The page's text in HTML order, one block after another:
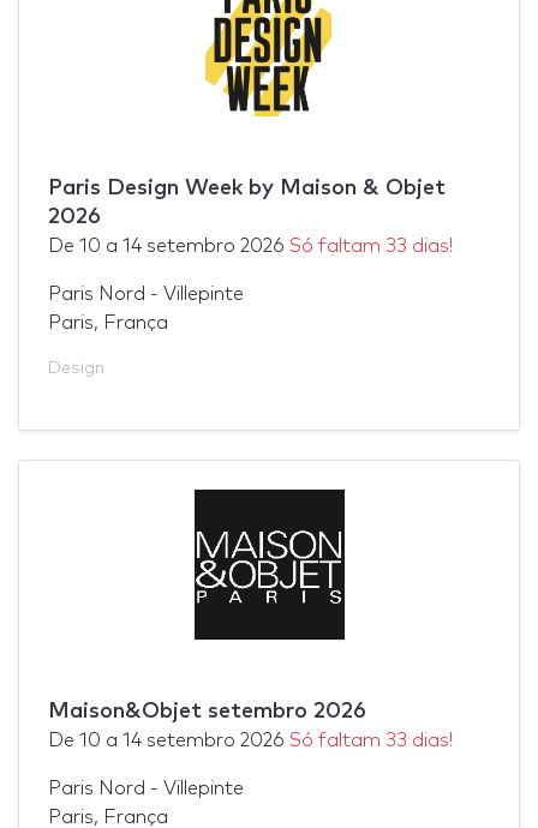
Paris Design Week by Maison & Objet
2026
De 10 a 14 setembro 2026 Só faltam 33 dias!
Paris Nord - Villepinte
Paris, França
Design
Maison&Objet setembro 2026
De 10 a 14 setembro 2026 Só faltam 33 dias!
Paris Nord - Villepinte
Paris, França